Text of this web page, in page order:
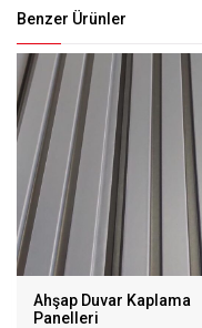
Benzer Ürünler
Ahşap Duvar Kaplama
Panelleri